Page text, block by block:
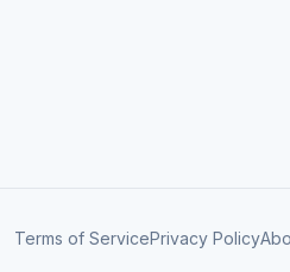
Terms of ServicePrivacy Policy